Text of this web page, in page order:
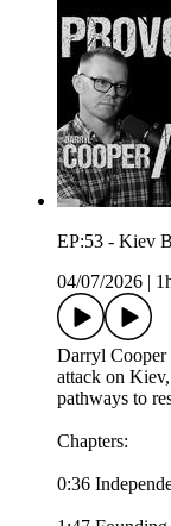
EP:53 - Kiev
04/07/2026
Darryl Cooper
attack on
pathways to
Chapters:
0:36